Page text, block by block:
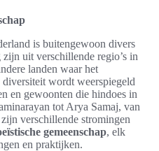
is buitengewoon divers
uit verschillende regio’s in
landen waar het
wordt weerspiegeld
en gewoonten die hindoes in
tot Arya Samaj, van
verschillende stromingen
gemeenschap, elk
en praktijken.